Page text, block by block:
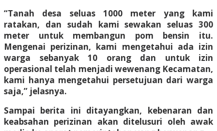
“Tanah desa seluas 1000 meter yang kami
ratakan, dan sudah kami sewakan seluas 300
meter untuk membangun pom bensin itu.
Mengenai perizinan, kami mengetahui ada izin
warga sebanyak 10 orang dan untuk izin
operasional telah menjadi wewenang Kecamatan,
kami hanya mengetahui persetujuan dari warga
saja,” jelasnya.
Sampai berita ini ditayangkan, kebenaran dan
keabsahan perizinan akan ditelusuri oleh awak